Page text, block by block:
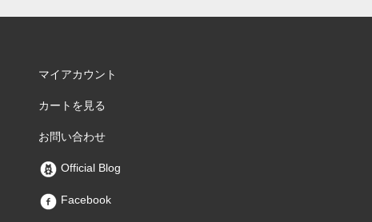
マイアカウント
カートを見る
お問い合わせ
Official Blog
Facebook